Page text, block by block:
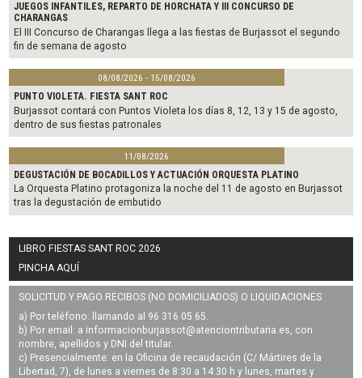
JUEGOS INFANTILES, REPARTO DE HORCHATA Y III CONCURSO DE
CHARANGAS
El III Concurso de Charangas llega a las fiestas de Burjassot el segundo
fin de semana de agosto
08/08/2026 - 15/08/2026
PUNTO VIOLETA. FIESTA SANT ROC
Burjassot contará con Puntos Violeta los días 8, 12, 13 y 15 de agosto,
dentro de sus fiestas patronales
11/08/2026
DEGUSTACIÓN DE BOCADILLOS Y ACTUACIÓN ORQUESTA PLATINO
La Orquesta Platino protagoniza la noche del 11 de agosto en Burjassot
tras la degustación de embutido
LIBRO FIESTAS SANT ROC 2026
PINCHA AQUÍ
SOLICITUD Y PAGO RECIBOS (NO DOMICILIADOS) O LIQUIDACIONES
a) Por teléfono: llamando al 96 316 05 65.
b) Por email: a informacionburjassot@atenciontributaria.es, con
nombre, apellidos y DNI del titular.
c) Presencialmente: en la Oficina de recaudación (C/ Mártires de la
Libertad, 7), de lunes a viernes de 8:30 a 14:30 h y lunes, martes y